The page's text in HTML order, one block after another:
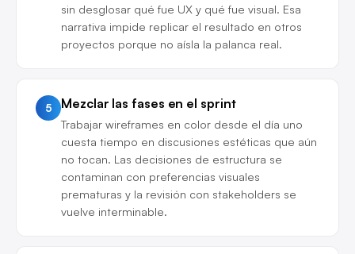
sin desglosar qué fue UX y qué fue visual. Esa
narrativa impide replicar el resultado en otros
proyectos porque no aísla la palanca real.
5 Mezclar las fases en el sprint
Trabajar wireframes en color desde el día uno
cuesta tiempo en discusiones estéticas que aún
no tocan. Las decisiones de estructura se
contaminan con preferencias visuales
prematuras y la revisión con stakeholders se
vuelve interminable.